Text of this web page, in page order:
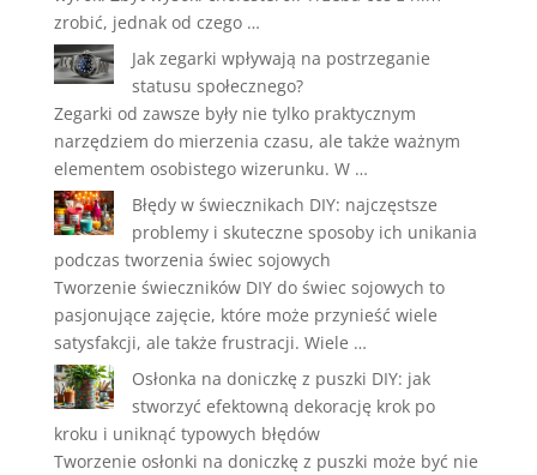
zrobić, jednak od czego …
Jak zegarki wpływają na postrzeganie
statusu społecznego?
Zegarki od zawsze były nie tylko praktycznym
narzędziem do mierzenia czasu, ale także ważnym
elementem osobistego wizerunku. W …
Błędy w świecznikach DIY: najczęstsze
problemy i skuteczne sposoby ich unikania
podczas tworzenia świec sojowych
Tworzenie świeczników DIY do świec sojowych to
pasjonujące zajęcie, które może przynieść wiele
satysfakcji, ale także frustracji. Wiele …
Osłonka na doniczkę z puszki DIY: jak
stworzyć efektowną dekorację krok po
kroku i uniknąć typowych błędów
Tworzenie osłonki na doniczkę z puszki może być nie